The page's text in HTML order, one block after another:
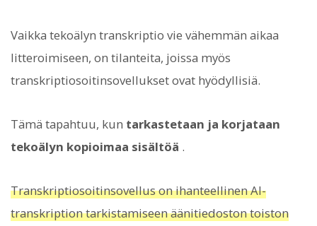
Vaikka tekoälyn transkriptio vie vähemmän aikaa
litteroimiseen, on tilanteita, joissa myös
transkriptiosoitinsovellukset ovat hyödyllisiä.
Tämä tapahtuu, kun tarkastetaan ja korjataan
tekoälyn kopioimaa sisältöä .
Transkriptiosoitinsovellus on ihanteellinen AI-
transkription tarkistamiseen äänitiedoston toiston